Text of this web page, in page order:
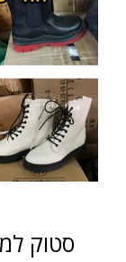
סטוק